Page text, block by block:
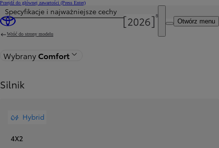
Przejdź do głównej zawartości (Press Enter)
Otwórz menu
Specyfikacje i najważniejsze cechy
Wróć do strony modelu
WybranyComfort
Silnik
Hybrid
4X2